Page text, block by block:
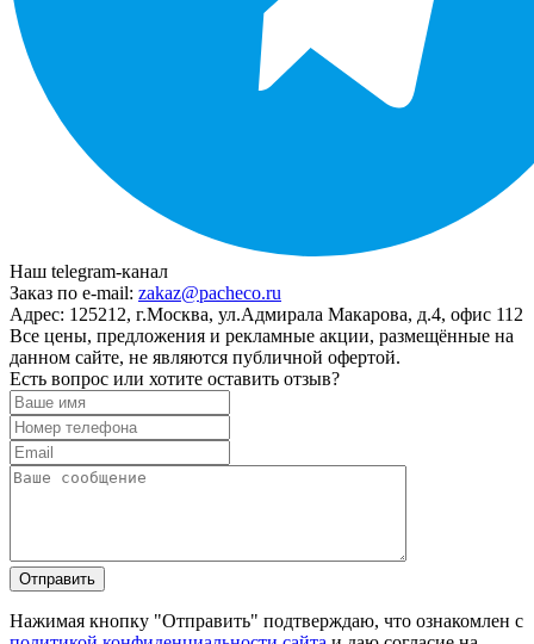
Наш telegram-канал
Заказ по e-mail: zakaz@pacheco.ru
Адрес: 125212, г.Москва, ул.Адмирала Макарова, д.4, офис 112
Все цены, предложения и рекламные акции, размещённые на
данном сайте, не являются публичной офертой.
Есть вопрос или хотите оставить отзыв?
Нажимая кнопку "Отправить" подтверждаю, что ознакомлен с